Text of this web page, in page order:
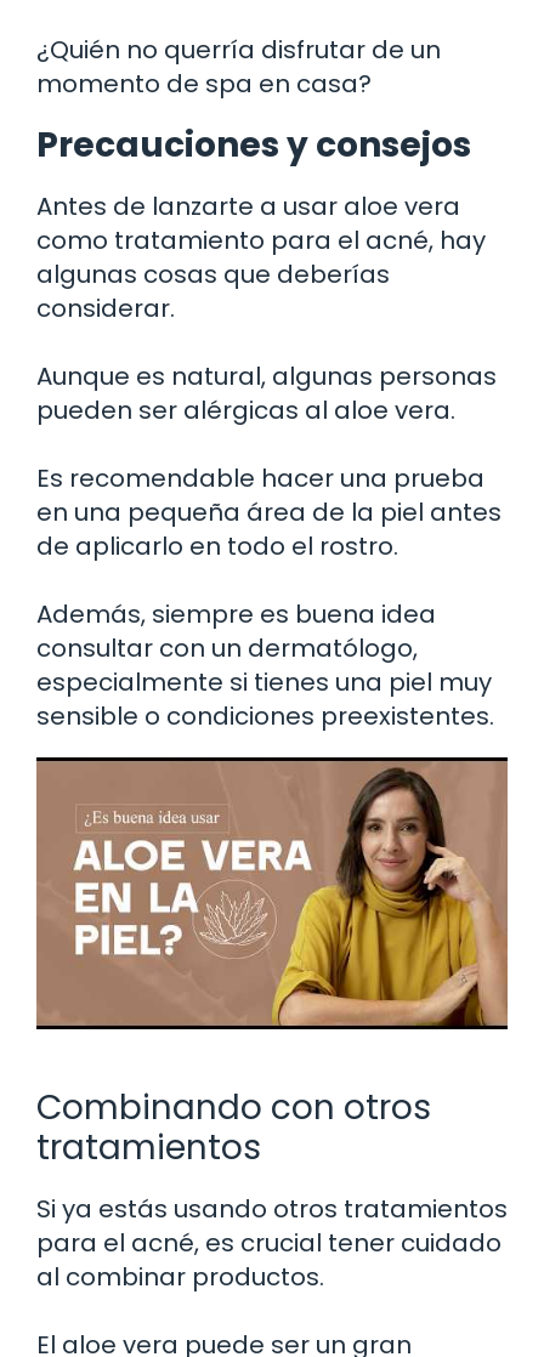
¿Quién no querría disfrutar de un
momento de spa en casa?
Precauciones y consejos
Antes de lanzarte a usar aloe vera
como tratamiento para el acné, hay
algunas cosas que deberías
considerar.
Aunque es natural, algunas personas
pueden ser alérgicas al aloe vera.
Es recomendable hacer una prueba
en una pequeña área de la piel antes
de aplicarlo en todo el rostro.
Además, siempre es buena idea
consultar con un dermatólogo,
especialmente si tienes una piel muy
sensible o condiciones preexistentes.
Combinando con otros
tratamientos
Si ya estás usando otros tratamientos
para el acné, es crucial tener cuidado
al combinar productos.
El aloe vera puede ser un gran